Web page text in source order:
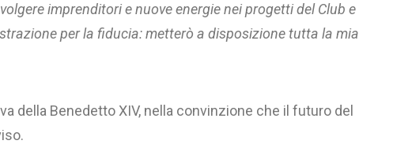
imprenditori e nuove energie nei progetti del Club e
per la fiducia: metterò a disposizione tutta la mia
della Benedetto XIV, nella convinzione che il futuro del